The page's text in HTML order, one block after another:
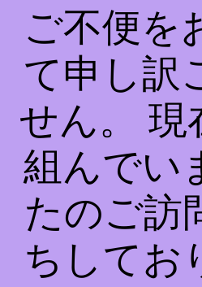
ご不便を
て申し訳
せん。 現
組んでい
たのご訪
ちしてお